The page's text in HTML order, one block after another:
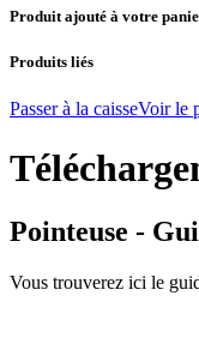
Produit ajouté à votre
Produits liés
Passer à la caisseVoir le
Pointeuse -
Vous trouverez ici le